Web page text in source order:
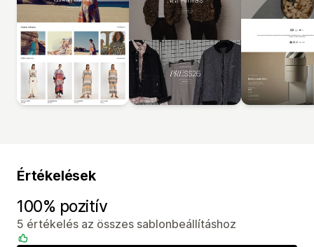
Értékelések
100% pozitív
5 értékelés az összes sablonbeállításhoz